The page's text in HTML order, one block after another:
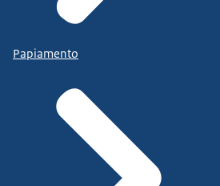
Papiamento